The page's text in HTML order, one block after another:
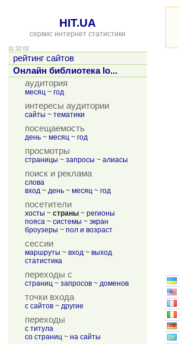
HIT.UA
сервис интернет статистики
11:32:02
рейтинг сайтов
Онлайн библиотека lo...
аудитория
месяц ~ год
интересы аудитории
сайты ~ тематики
посещаемость
день ~ месяц ~ год
просмотры
страницы ~ запросы ~ алиасы
поиск и реклама
слова
вход ~ день ~ месяц ~ год
посетители
хосты ~ страны ~ регионы
пояса ~ системы ~ экран
броузеры ~ пол и возраст
сессии
маршруты ~ вход ~ выход
статистика
переходы с
страниц ~ запросов ~ доменов
точки входа
с сайтов ~ другие
переходы
с титула
со страниц ~ на сайты